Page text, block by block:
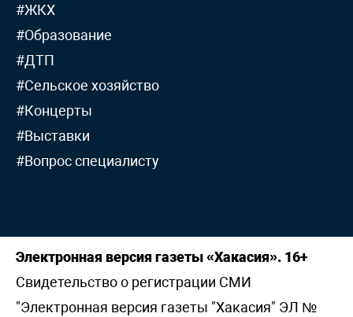
#ЖКХ
#Образование
#ДТП
#Сельское хозяйство
#Концерты
#Выставки
#Вопрос специалисту
Электронная версия газеты «Хакасия». 16+
Свидетельство о регистрации СМИ
"Электронная версия газеты "Хакасия" ЭЛ №